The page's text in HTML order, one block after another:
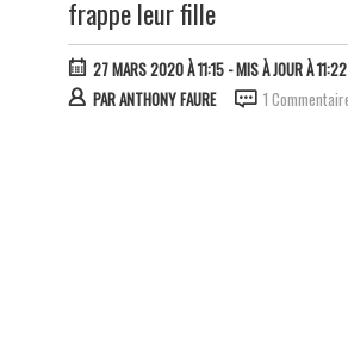
frappe leur fille
27 MARS 2020 À 11:15- MIS À JOUR À 11:22
PARANTHONY FAURE 1